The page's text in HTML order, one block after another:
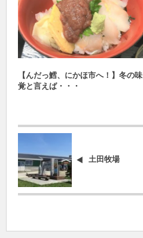
【んだっ鱈、にかほ市へ！】冬の味
覚と言えば・・・
土田牧場